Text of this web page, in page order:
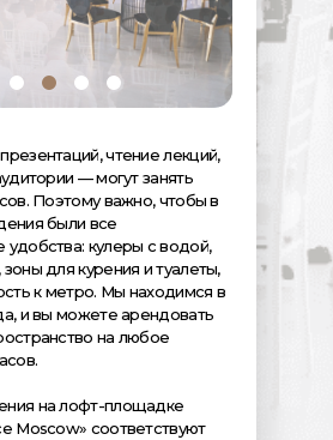
чтение лекций,
— могут занять
Поэтому важно, чтобы в
были все
кулеры с водой,
для курения и туалеты,
к метро. Мы находимся в
и вы можете арендовать
на любое
на лофт-площадке
Moscow» соответствуют